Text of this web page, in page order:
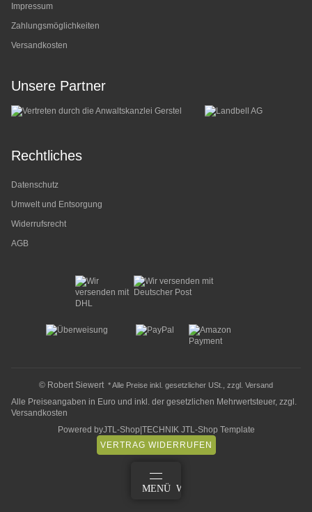
Impressum
Zahlungsmöglichkeiten
Versandkosten
Unsere Partner
Rechtliches
Datenschutz
Umwelt und Entsorgung
Widerrufsrecht
AGB
© Robert Siewert* Alle Preise inkl. gesetzlicher USt., zzgl. Versand
Alle Preiseangaben in Euro und inkl. der gesetzlichen Mehrwertsteuer, zzgl.
Versandkosten
Powered byJTL-Shop TECHNIK JTL-Shop Template
VERTRAG WIDERRUFEN
MENÜ WARENKORB